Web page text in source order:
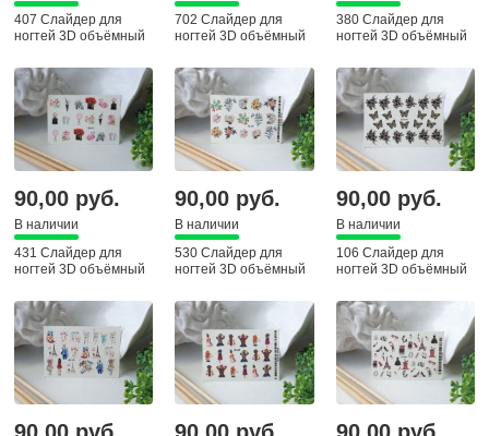
407 Слайдер для
ногтей 3D объёмный
702 Слайдер для
ногтей 3D объёмный
380 Слайдер для
ногтей 3D объёмный
90,00 руб.
В наличии
431 Слайдер для
ногтей 3D объёмный
90,00 руб.
В наличии
530 Слайдер для
ногтей 3D объёмный
90,00 руб.
В наличии
106 Слайдер для
ногтей 3D объёмный